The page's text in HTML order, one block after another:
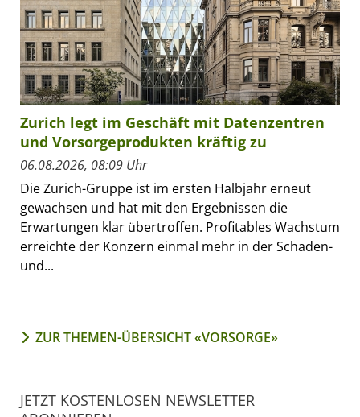
Zurich legt im Geschäft mit Datenzentren
und Vorsorgeprodukten kräftig zu
06.08.2026, 08:09 Uhr
Die Zurich-Gruppe ist im ersten Halbjahr erneut
gewachsen und hat mit den Ergebnissen die
Erwartungen klar übertroffen. Profitables Wachstum
erreichte der Konzern einmal mehr in der Schaden-
und...
ZUR THEMEN-ÜBERSICHT «VORSORGE»
JETZT KOSTENLOSEN NEWSLETTER